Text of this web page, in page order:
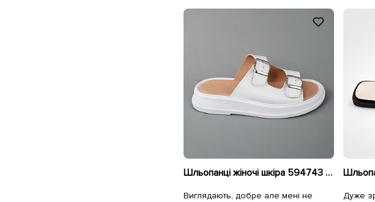
Шльопанці жіночі шкіра 594743 Білі
Виглядають, добре але мені не
Дуже